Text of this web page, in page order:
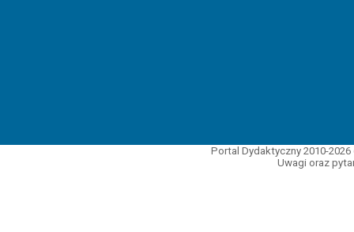
Portal Dydaktyczny 2010-
Uwagi oraz